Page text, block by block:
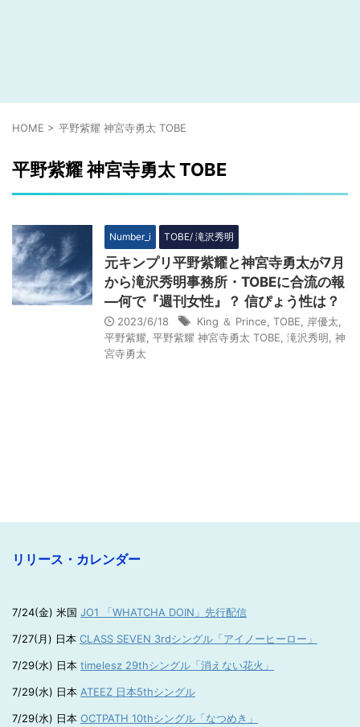
HOME > 平野紫耀 神宮寺勇太 TOBE
平野紫耀 神宮寺勇太 TOBE
Number_i TOBE/ 滝沢秀明
元キンプリ平野紫耀と神宮寺勇太が7月
から滝沢秀明事務所・TOBEに合流の報
―何で『週刊女性』？ 信ぴょう性は？
2023/6/18 King ＆ Prince TOBE 岸優太
平野紫耀 平野紫耀 神宮寺勇太 TOBE 滝沢秀明 神
宮寺勇太
リリース・カレンダー
7/24(金) 米国 JO1 「WHATCHA DOIN」先行配信
7/27(月) 日本 CLASS SEVEN 3rdシングル「アイノーヒーロー」
7/29(水) 日本 timelesz 29thシングル「消えない花火」
7/29(水) 日本 ATEEZ 日本5thシングル
7/29(水) 日本 OCTPATH 10thシングル「なつめき」